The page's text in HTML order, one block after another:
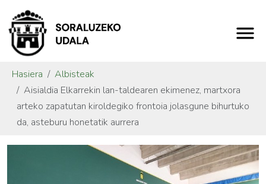
Hasiera
Albisteak
Aisialdia Elkarrekin lan-taldearen ekimenez, martxora
arteko zapatutan kiroldegiko frontoia jolasgune bihurtuko
da, asteburu honetatik aurrera